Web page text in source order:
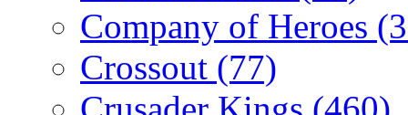
Company of Heroes
Crossout (77)